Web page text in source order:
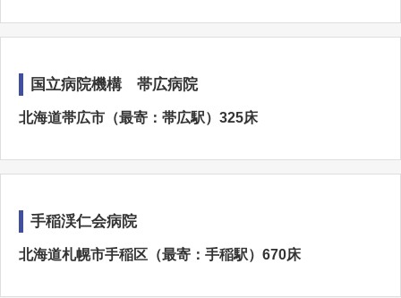
国立病院機構 帯広病院
北海道帯広市（最寄：帯広駅）325床
手稲渓仁会病院
北海道札幌市手稲区（最寄：手稲駅）670床